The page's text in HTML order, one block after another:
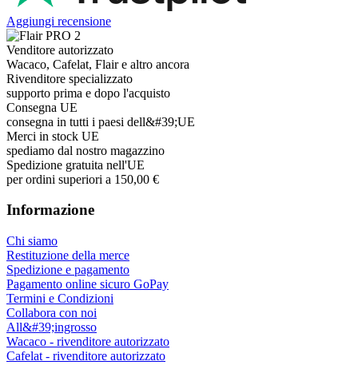
Aggiungi recensione
Venditore autorizzato
Wacaco, Cafelat, Flair e altro ancora
Rivenditore specializzato
supporto prima e dopo l'acquisto
Consegna UE
consegna in tutti i paesi dell&#39;UE
Merci in stock UE
spediamo dal nostro magazzino
Spedizione gratuita nell'UE
per ordini superiori a 150,00 €
Informazione
Chi siamo
Restituzione della merce
Spedizione e pagamento
Pagamento online sicuro GoPay
Termini e Condizioni
Collabora con noi
All&#39;ingrosso
Wacaco - rivenditore autorizzato
Cafelat - rivenditore autorizzato